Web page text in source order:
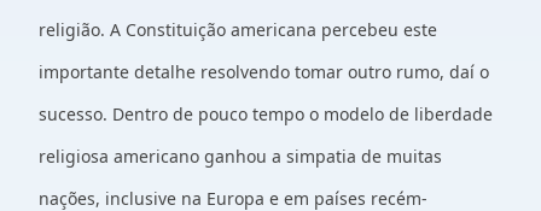
religião. A Constituição americana percebeu este
importante detalhe resolvendo tomar outro rumo, daí o
sucesso. Dentro de pouco tempo o modelo de liberdade
religiosa americano ganhou a simpatia de muitas
nações, inclusive na Europa e em países recém-